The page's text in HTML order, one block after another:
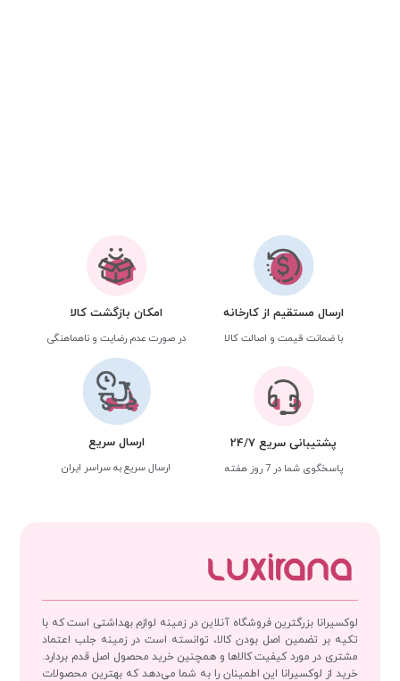
ارسال مستقیم از کارخانه
با ضمانت قیمت و اصالت کالا
امکان بازگشت کالا
در صورت عدم رضایت و ناهماهنگی
پشتیبانی سریع 24/7
پاسخگوی شما در 7 روز هفته
ارسال سریع
ارسال سریع به سراسر ایران
لوکسیرانا بزرگترین فروشگاه آنلاین در زمینه لوازم بهداشتی است که با
تکیه بر تضمین اصل بودن کالا، توانسته است در زمینه جلب اعتماد
مشتری در مورد کیفیت کالاها و همچنین خرید محصول اصل قدم بردارد.
خرید از لوکسیرانا این اطمینان را به شما می‌دهد که بهترین محصولات